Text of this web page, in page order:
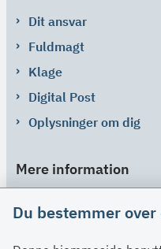
Dit ansvar
Fuldmagt
Klage
Digital Post
Oplysninger om dig
Mere information
Du bestemmer